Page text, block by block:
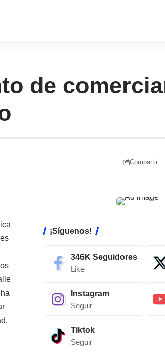
de
Compartir
¡Síguenos!
346K Seguidores
Like
Instagram
Seguir
Tiktok
Seguir